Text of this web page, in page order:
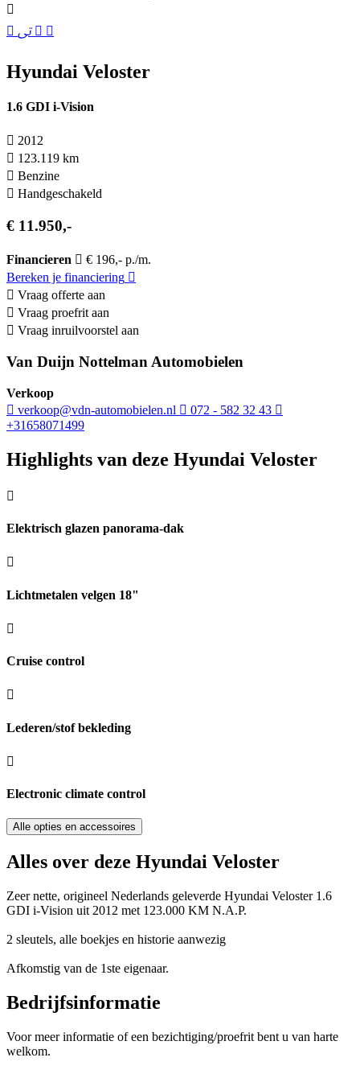
Hyundai Veloster
1.6 GDI i-Vision
2012
123.119 km
Benzine
Hand­geschakeld
€ 11.950,-
Financieren
€ 196,- p./m.
Bereken je financiering
Vraag offerte aan
Vraag proefrit aan
Vraag inruilvoorstel aan
Van Duijn Nottelman Automobielen
Verkoop
verkoop@vdn-automobielen.nl
072 - 582 32 43
+31658071499
Highlights van deze Hyundai Veloster
Elektrisch glazen panorama-dak
Lichtmetalen velgen 18"
Cruise control
Lederen/stof bekleding
Electronic climate control
Alle opties en accessoires
Alles over deze Hyundai Veloster
Zeer nette, origineel Nederlands geleverde Hyundai Veloster 1.6
GDI i-Vision uit 2012 met 123.000 KM N.A.P.
2 sleutels, alle boekjes en historie aanwezig
Afkomstig van de 1ste eigenaar.
Bedrijfsinformatie
Voor meer informatie of een bezichtiging/proefrit bent u van harte
welkom.